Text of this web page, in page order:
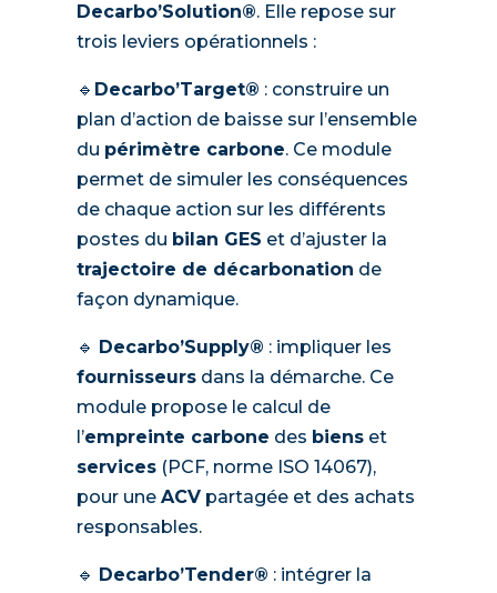
Decarbo’Solution®. Elle repose sur
trois leviers opérationnels :
🔹 Decarbo’Target® : construire un
plan d’action de baisse sur l’ensemble
du périmètre carbone. Ce module
permet de simuler les conséquences
de chaque action sur les différents
postes du bilan GES et d’ajuster la
trajectoire de décarbonation de
façon dynamique.
🔹 Decarbo’Supply® : impliquer les
fournisseursdans la démarche. Ce
module propose le calcul de
l’empreinte carbone des bienset
services(PCF, norme ISO 14067),
pour une ACVpartagée et des achats
responsables.
🔹 Decarbo’Tender® : intégrer la